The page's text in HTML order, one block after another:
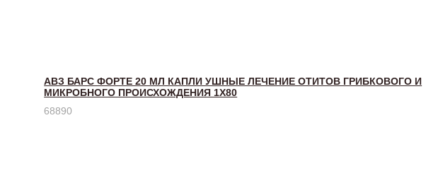
АВЗ БАРС ФОРТЕ 20 МЛ КАПЛИ УШНЫЕ ЛЕЧЕНИЕ ОТИТОВ ГРИБКОВОГО И
МИКРОБНОГО ПРОИСХОЖДЕНИЯ 1Х80
68890